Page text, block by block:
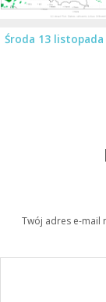
Środa 13 listopada
Twój adres e-mail